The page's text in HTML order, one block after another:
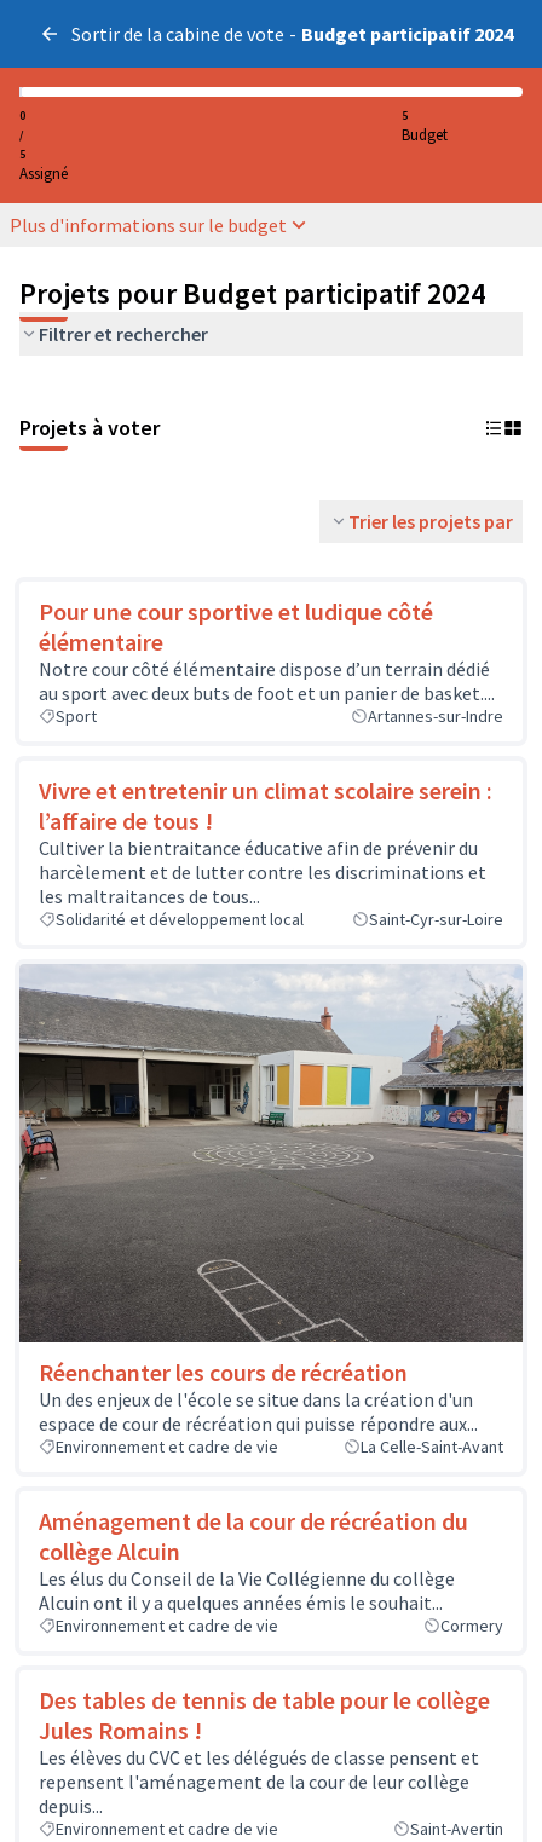
Sortir de la cabine de vote - Budget participatif 2024
0
/
5
Assigné
5
Budget
Plus d'informations sur le budget
Projets pour Budget participatif 2024
Filtrer et rechercher
Projets à voter
Trier les projets par
Pour une cour sportive et ludique côté
élémentaire
Notre cour côté élémentaire dispose d’un terrain dédié
au sport avec deux buts de foot et un panier de basket....
Sport Artannes-sur-Indre
Vivre et entretenir un climat scolaire serein :
l’affaire de tous !
Cultiver la bientraitance éducative afin de prévenir du
harcèlement et de lutter contre les discriminations et
les maltraitances de tous...
Solidarité et développement local Saint-Cyr-sur-Loire
Réenchanter les cours de récréation
Un des enjeux de l'école se situe dans la création d'un
espace de cour de récréation qui puisse répondre aux...
Environnement et cadre de vie La Celle-Saint-Avant
Aménagement de la cour de récréation du
collège Alcuin
Les élus du Conseil de la Vie Collégienne du collège
Alcuin ont il y a quelques années émis le souhait...
Environnement et cadre de vie Cormery
Des tables de tennis de table pour le collège
Jules Romains !
Les élèves du CVC et les délégués de classe pensent et
repensent l'aménagement de la cour de leur collège
depuis...
Environnement et cadre de vie Saint-Avertin